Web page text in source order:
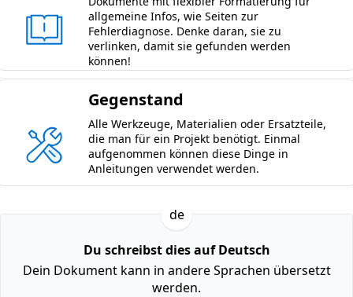
allgemeine Infos, wie Seiten zur
Fehlerdiagnose. Denke daran, sie zu
verlinken, damit sie gefunden werden
können!
Gegenstand
Alle Werkzeuge, Materialien oder Ersatzteile,
die man für ein Projekt benötigt. Einmal
aufgenommen können diese Dinge in
Anleitungen verwendet werden.
de
Du schreibst dies auf Deutsch
Dein Dokument kann in andere Sprachen übersetzt
werden.